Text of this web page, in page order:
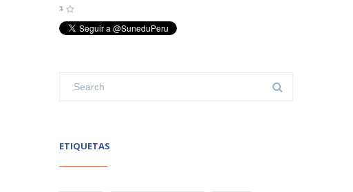
ETIQUETAS